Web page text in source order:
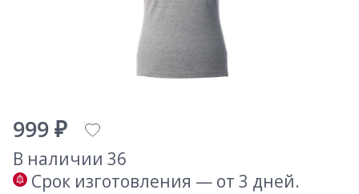
999 ₽
В наличии 36
Срок изготовления — от 3 дней.